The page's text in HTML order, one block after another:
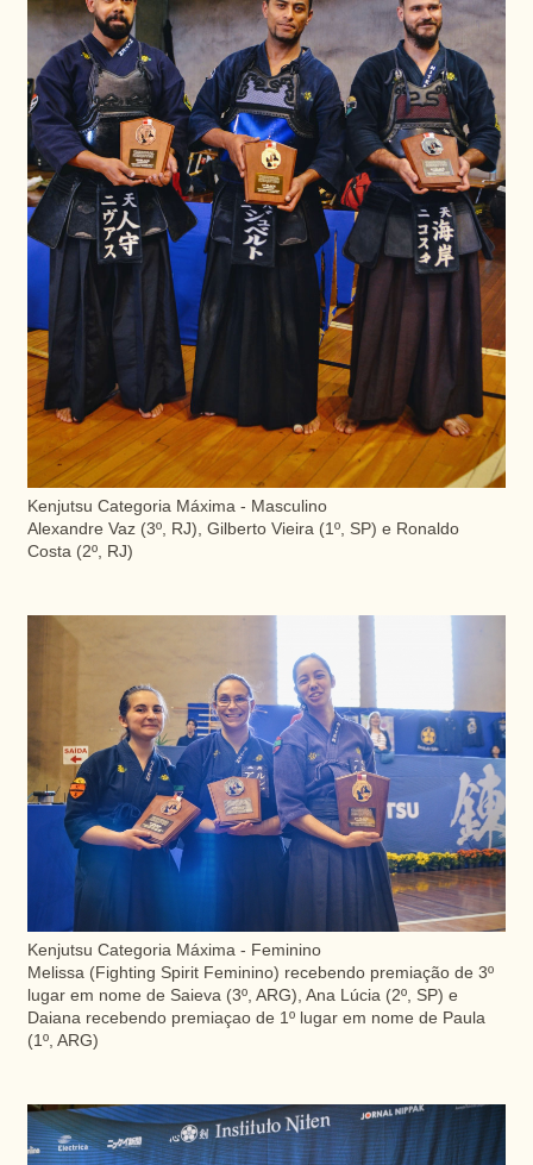
Kenjutsu Categoria Máxima - Masculino
Alexandre Vaz (3º, RJ), Gilberto Vieira (1º, SP) e Ronaldo
Costa (2º, RJ)
Kenjutsu Categoria Máxima - Feminino
Melissa (Fighting Spirit Feminino) recebendo premiação de 3º
lugar em nome de Saieva (3º, ARG), Ana Lúcia (2º, SP) e
Daiana recebendo premiaçao de 1º lugar em nome de Paula
(1º, ARG)